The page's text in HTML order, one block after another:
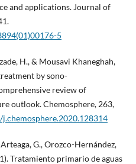
and applications. Journal of
5
H., & Mousavi Khaneghah,
by sono-
review of
outlook. Chemosphere, 263,
G., Orozco-Hernández,
Tratamiento primario de aguas